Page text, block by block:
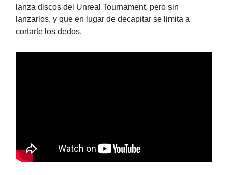
lanza discos del Unreal Tournament, pero sin
lanzarlos, y que en lugar de decapitar se limita a
cortarte los dedos.